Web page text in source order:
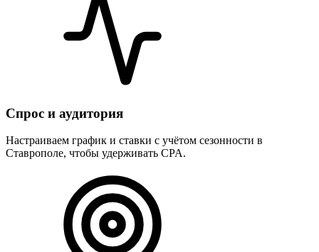
Спрос и аудитория
Настраиваем график и ставки с учётом сезонности в
Ставрополе, чтобы удерживать CPA.